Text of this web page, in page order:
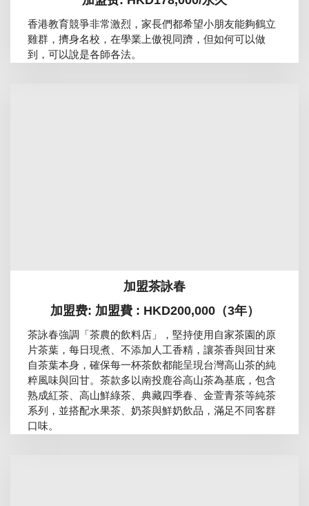
香港教育競爭非常激烈，家長們都希望小朋友能夠鶴立
雞群，擠身名校，在學業上傲視同躋，但如何可以做
到，可以說是各師各法。
加盟茶詠春
加盟费: 加盟費 : HKD200,000（3年）
茶詠春強調「茶農的飲料店」，堅持使用自家茶園的原
片茶葉，每日現煮、不添加人工香精，讓茶香與回甘來
自茶葉本身，確保每一杯茶飲都能呈現台灣高山茶的純
粹風味與回甘。茶款多以南投鹿谷高山茶為基底，包含
熟成紅茶、高山鮮綠茶、典藏四季春、金萱青茶等純茶
系列，並搭配水果茶、奶茶與鮮奶飲品，滿足不同客群
口味。